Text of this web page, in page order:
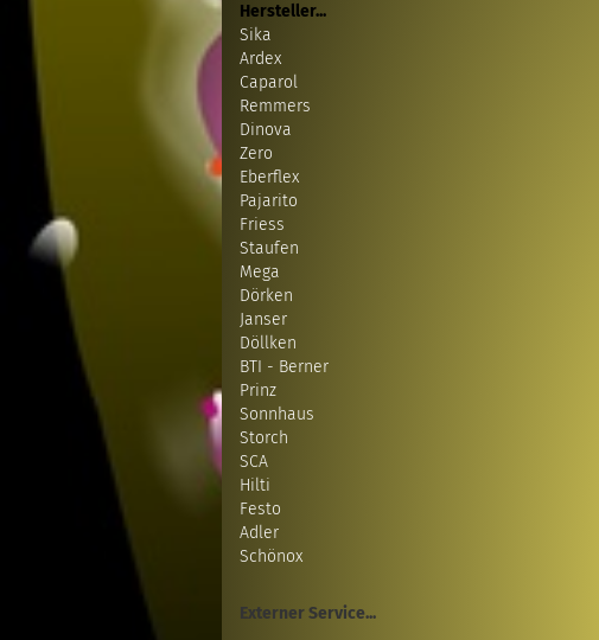
Hersteller...
Sika
Ardex
Caparol
Remmers
Dinova
Zero
Eberflex
Pajarito
Friess
Staufen
Mega
Dörken
Janser
Döllken
BTI - Berner
Prinz
Sonnhaus
Storch
SCA
Hilti
Festo
Adler
Schönox
Externer Service...